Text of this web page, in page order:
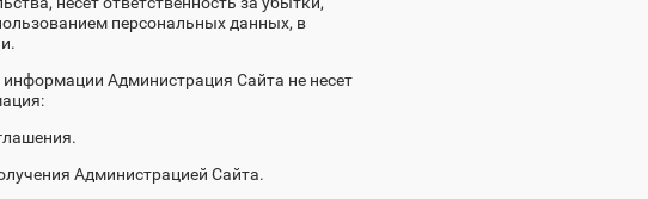
персональных данных, в
Администрация Сайта не несет
Администрацией Сайта.